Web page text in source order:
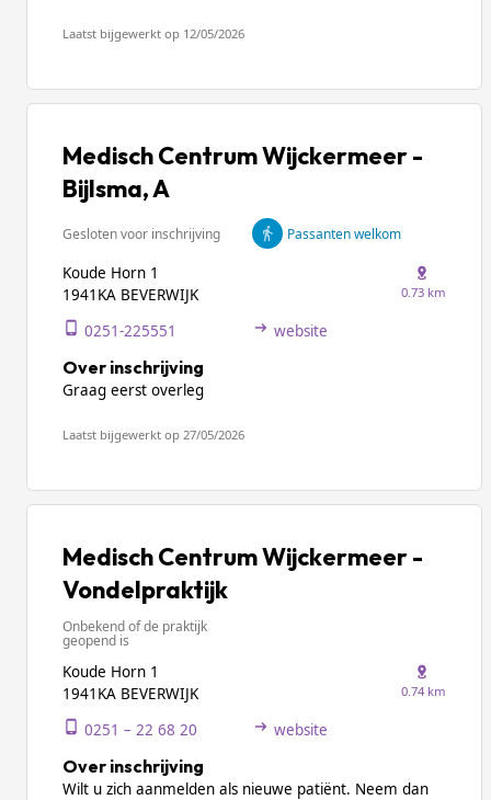
Laatst bijgewerkt op 12/05/2026
Medisch Centrum Wijckermeer -
Bijlsma, A
Gesloten voor inschrijving Passanten welkom
Koude Horn 1
1941KA BEVERWIJK
0.73 km
0251-225551 website
Over inschrijving
Graag eerst overleg
Laatst bijgewerkt op 27/05/2026
Medisch Centrum Wijckermeer -
Vondelpraktijk
Onbekend of de praktijk
geopend is
Koude Horn 1
1941KA BEVERWIJK
0.74 km
0251 – 22 68 20 website
Over inschrijving
Wilt u zich aanmelden als nieuwe patiënt. Neem dan